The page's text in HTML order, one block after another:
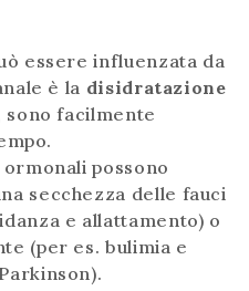
essere influenzata da
è la disidratazione
sono facilmente
ormonali possono
secchezza delle fauci
e allattamento) o
(per es. bulimia e